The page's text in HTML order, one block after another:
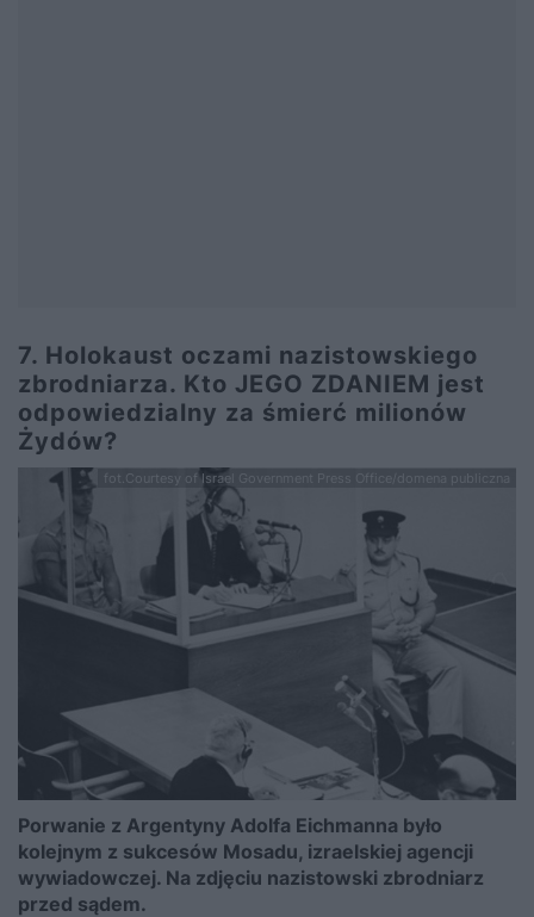
7. Holokaust oczami nazistowskiego
zbrodniarza. Kto JEGO ZDANIEM jest
odpowiedzialny za śmierć milionów
Żydów?
fot.Courtesy of Israel Government Press Office/domena publiczna
Porwanie z Argentyny Adolfa Eichmanna było
kolejnym z sukcesów Mosadu, izraelskiej agencji
wywiadowczej. Na zdjęciu nazistowski zbrodniarz
przed sądem.